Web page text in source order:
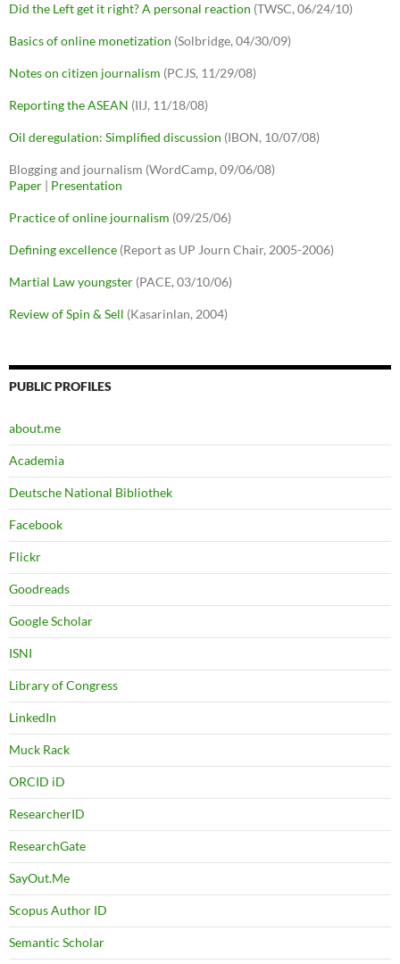
Did the Left get it right? A personal reaction (TWSC, 06/24/10)
Basics of online monetization (Solbridge, 04/30/09)
Notes on citizen journalism (PCJS, 11/29/08)
Reporting the ASEAN (IIJ, 11/18/08)
Oil deregulation: Simplified discussion (IBON, 10/07/08)
Blogging and journalism (WordCamp, 09/06/08)
Paper | Presentation
Practice of online journalism (09/25/06)
Defining excellence (Report as UP Journ Chair, 2005-2006)
Martial Law youngster (PACE, 03/10/06)
Review of Spin & Sell (Kasarinlan, 2004)
PUBLIC PROFILES
about.me
Academia
Deutsche National Bibliothek
Facebook
Flickr
Goodreads
Google Scholar
ISNI
Library of Congress
LinkedIn
Muck Rack
ORCID iD
ResearcherID
ResearchGate
SayOut.Me
Scopus Author ID
Semantic Scholar